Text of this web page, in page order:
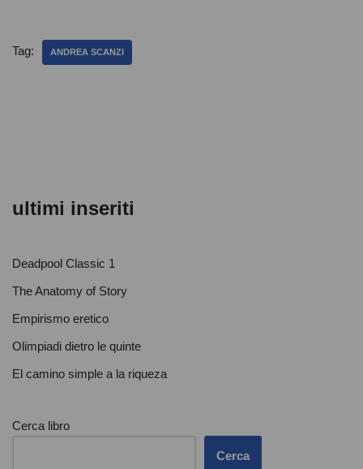
e
er s
Tag: ANDREA SCANZI
ultimi inseriti
Deadpool Classic 1
The Anatomy of Story
Empirismo eretico
Olimpiadi dietro le quinte
El camino simple a la riqueza
Cerca libro
Cerca